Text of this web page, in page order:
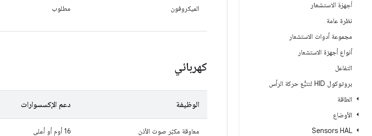
أجهزة الاستشعار
نظرة عامة
مجموعة أدوات الاستشعار
أنواع أجهزة الاستشعار
التفاعل
بروتوكول HID لتتبُّع حركة الرأس
الطاقة
الأوضاع
Sensors HAL
الميكروفون مطلوب
كهربائي
الوظيفة دعم الإكسسوارات
معاوقة مكبّر صوت الأذن 16 أوم أو أعلى